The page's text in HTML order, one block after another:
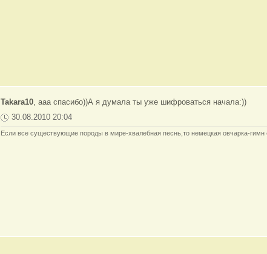
Takara10, ааа спасибо))А я думала ты уже шифроваться начала:))
30.08.2010 20:04
Если все существующие породы в мире-хвалебная песнь,то немецкая овчарка-гимн